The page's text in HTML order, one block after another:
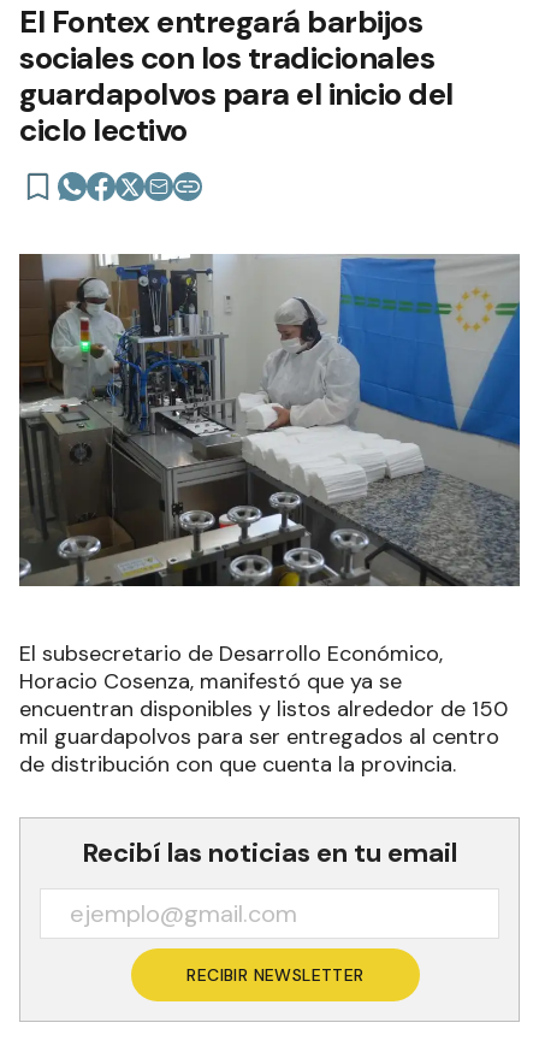
El Fontex entregará barbijos
sociales con los tradicionales
guardapolvos para el inicio del
ciclo lectivo
El subsecretario de Desarrollo Económico,
Horacio Cosenza, manifestó que ya se
encuentran disponibles y listos alrededor de 150
mil guardapolvos para ser entregados al centro
de distribución con que cuenta la provincia.
Recibí las noticias en tu email
RECIBIR NEWSLETTER